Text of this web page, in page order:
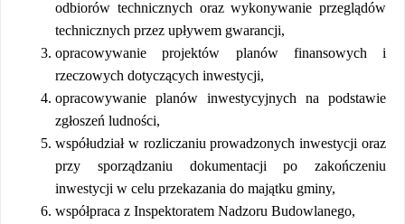
odbiorów technicznych oraz wykonywanie przeglądów
technicznych przez upływem gwarancji,
opracowywanie projektów planów finansowych i
rzeczowych dotyczących inwestycji,
opracowywanie planów inwestycyjnych na podstawie
zgłoszeń ludności,
współudział w rozliczaniu prowadzonych inwestycji oraz
przy sporządzaniu dokumentacji po zakończeniu
inwestycji w celu przekazania do majątku gminy,
współpraca z Inspektoratem Nadzoru Budowlanego,